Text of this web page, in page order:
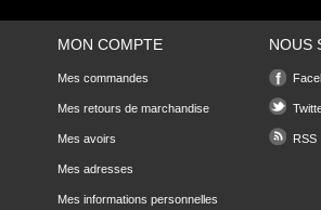
MON COMPTE
Mes commandes
Mes retours de marchandise
Mes avoirs
Mes adresses
Mes informations personnelles
NOUS
RSS